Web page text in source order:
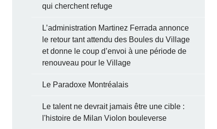
qui cherchent refuge
L’administration Martinez Ferrada annonce
le retour tant attendu des Boules du Village
et donne le coup d’envoi à une période de
renouveau pour le Village
Le Paradoxe Montréalais
Le talent ne devrait jamais être une cible :
l'histoire de Milan Violon bouleverse